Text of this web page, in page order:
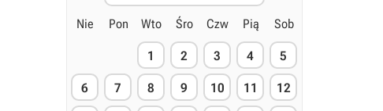
Nie Pon Wto Śro Czw Pią Sob
1 2 3 4 5
6 7 8 9 10 11 12